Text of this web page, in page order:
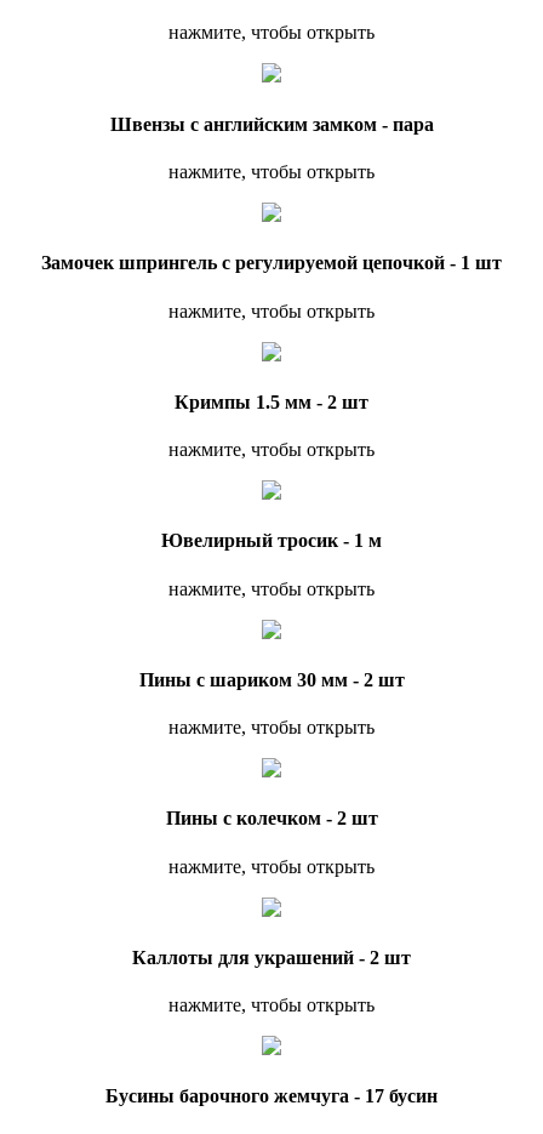
нажмите, чтобы открыть
Швензы с английским замком - пара
нажмите, чтобы открыть
Замочек шпрингель с регулируемой цепочкой - 1 шт
нажмите, чтобы открыть
Кримпы 1.5 мм - 2 шт
нажмите, чтобы открыть
Ювелирный тросик - 1 м
нажмите, чтобы открыть
Пины с шариком 30 мм - 2 шт
нажмите, чтобы открыть
Пины с колечком - 2 шт
нажмите, чтобы открыть
Каллоты для украшений - 2 шт
нажмите, чтобы открыть
Бусины барочного жемчуга - 17 бусин